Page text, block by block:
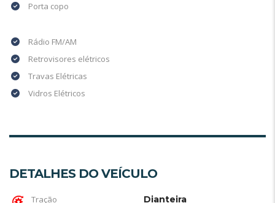
Porta copo
Rádio FM/AM
Retrovisores elétricos
Travas Elétricas
Vidros Elétricos
DETALHES DO VEÍCULO
Tração Dianteira